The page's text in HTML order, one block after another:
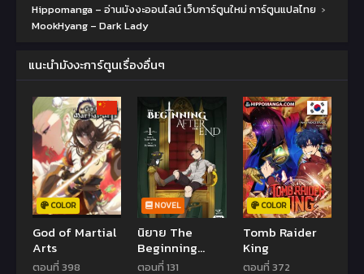
Hippomanga – อ่านมังงะออนไลน์ เว็บการ์ตูนใหม่ การ์ตูนแปลไทย ›
MookHyang – Dark Lady
แนะนำมังงะการ์ตูนเรื่องอื่นๆ
COLOR
God of Martial
Arts
ตอนที่ 398
NOVEL
นิยาย The
Beginning
After The End
ตอนที่ 131
COLOR
Tomb Raider
King
ตอนที่ 372